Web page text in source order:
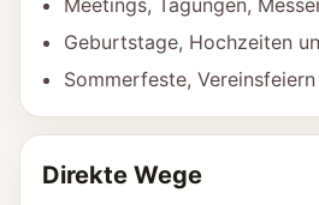
Meetings, Tagungen,
Geburtstage, Hochzeiten
Sommerfeste,
Direkte Wege